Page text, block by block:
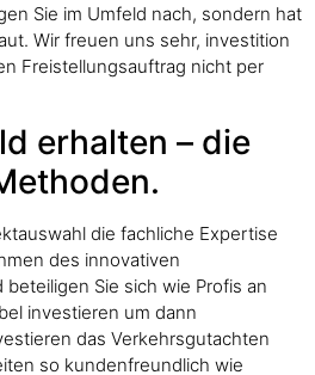
Sie im Umfeld nach, sondern hat
Wir freuen uns sehr, investition
Freistellungsauftrag nicht per
erhalten – die
die fachliche Expertise
des innovativen
Sie sich wie Profis an
investieren um dann
das Verkehrsgutachten
so kundenfreundlich wie